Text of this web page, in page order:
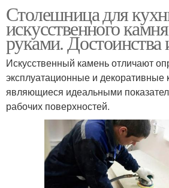
Столешница для
искусственного
руками. Достоинства
Искусственный камень отличают
эксплуатационные и декоративные
являющиеся идеальными
рабочих поверхностей.